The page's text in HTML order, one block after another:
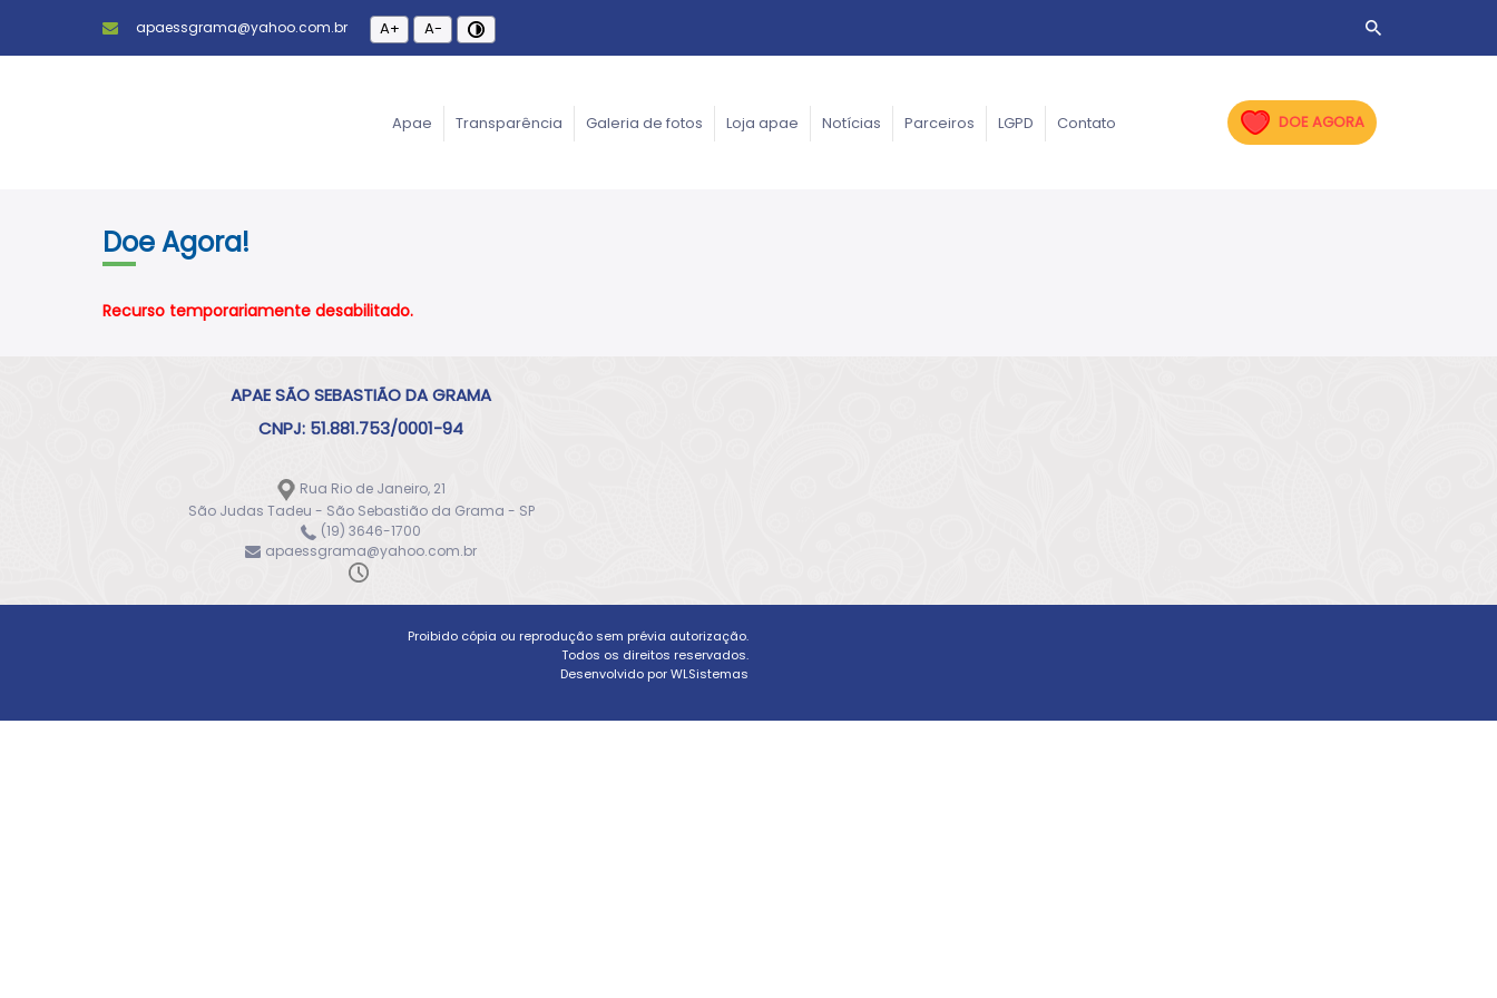
apaessgrama@yahoo.com.br A+ A-
Apae Transparência Galeria de fotos Loja apae Notícias Parceiros LGPD Contato DOE AGORA
Doe Agora!
Recurso temporariamente desabilitado.
APAE SÃO SEBASTIÃO DA GRAMA
CNPJ: 51.881.753/0001-94
Rua Rio de Janeiro, 21
São Judas Tadeu - São Sebastião da Grama - SP
(19) 3646-1700
apaessgrama@yahoo.com.br
Proibido cópia ou reprodução sem prévia autorização.
Todos os direitos reservados.
Desenvolvido por WLSistemas